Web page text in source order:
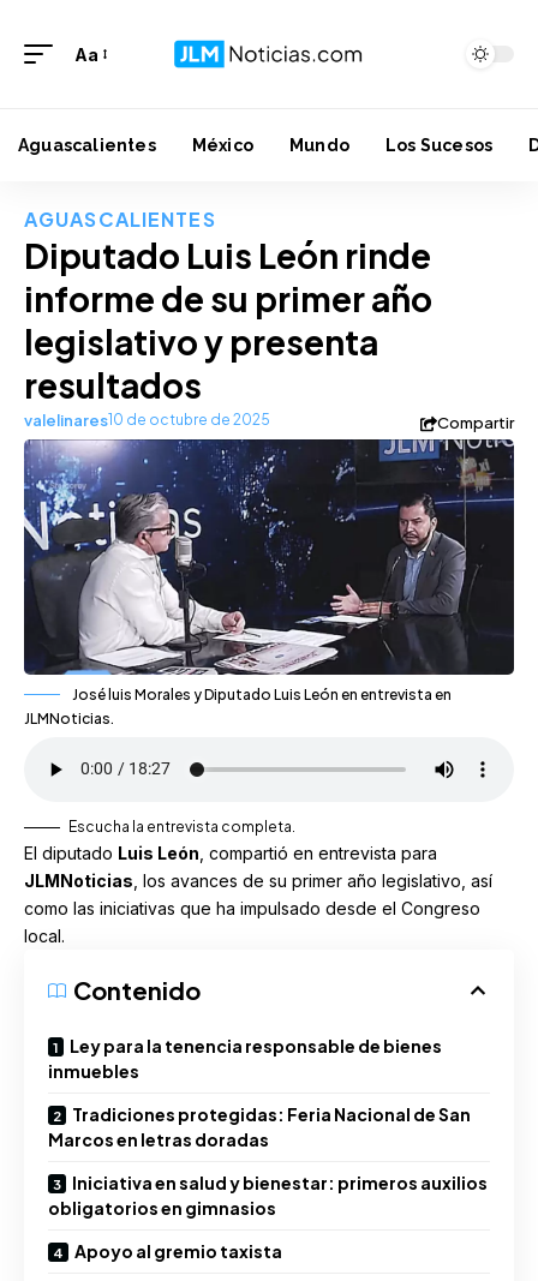
Aa
Aguascalientes México Mundo Los Sucesos
AGUASCALIENTES
Diputado Luis León rinde
informe de su primer año
legislativo y presenta
resultados
valelinares10 de octubre de 2025 Compartir
José luis Morales y Diputado Luis León en entrevista en
JLMNoticias.
Escucha la entrevista completa.
El diputado Luis León , compartió en entrevista para
JLMNoticias , los avances de su primer año legislativo, así
como las iniciativas que ha impulsado desde el Congreso
local.
Contenido
Ley para la tenencia responsable de bienes
inmuebles
Tradiciones protegidas: Feria Nacional de San
Marcos en letras doradas
Iniciativa en salud y bienestar: primeros auxilios
obligatorios en gimnasios
Apoyo al gremio taxista